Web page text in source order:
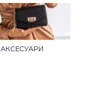
АКСЕСУАРИ